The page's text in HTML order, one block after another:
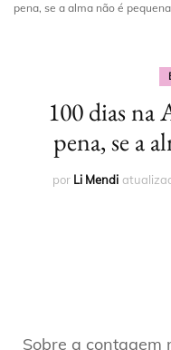
pena, se a alma não é
100 dias na
pena, se a
por Li Mendi
Sobre a contagem